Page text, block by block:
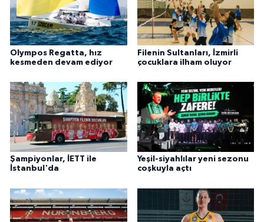
Olympos Regatta, hız
kesmeden devam ediyor
Filenin Sultanları, İzmirli
çocuklara ilham oluyor
Şampiyonlar, İETT ile
İstanbul'da
Yeşil-siyahlılar yeni sezonu
coşkuyla açtı